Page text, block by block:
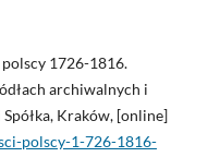
1726-1816.
archiwalnych i
Kraków, [online]
polscy-1-726-1816-